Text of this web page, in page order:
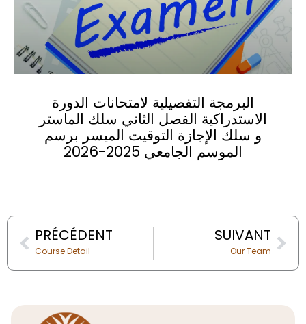
البرمجة التفصيلية لامتحانات الدورة
الاستدراكية الفصل الثاني سلك الماستر
و سلك الإجازة التوقيت الميسر برسم
الموسم الجامعي 2025-2026
PrevPRÉCÉDENT
Course Detail
SUIVANT
Our Team